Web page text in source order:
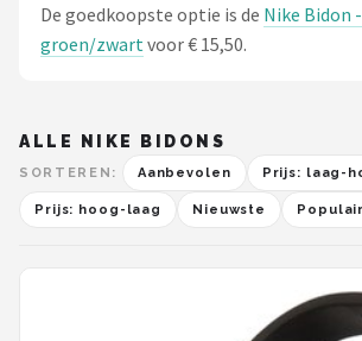
De goedkoopste optie is de Nike Bidon
groen/zwartvoor € 15,50.
ALLE NIKE BIDONS
SORTEREN: Aanbevolen Prijs: laag-
Prijs: hoog-laag Nieuwste Populair